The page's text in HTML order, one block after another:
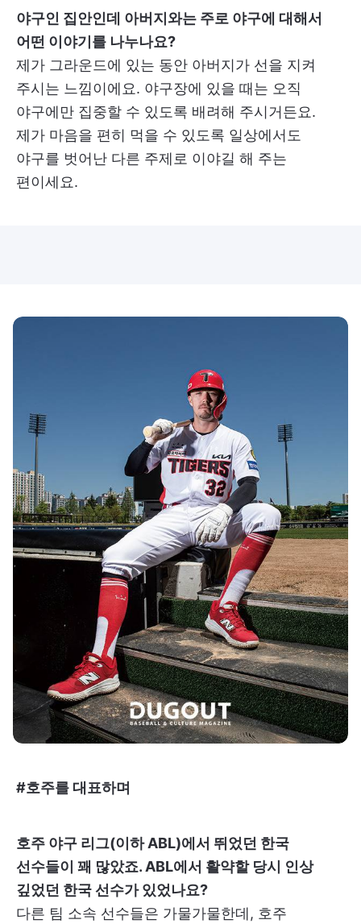
야구인 집안인데 아버지와는 주로 야구에 대해서
어떤 이야기를 나누나요?
제가 그라운드에 있는 동안 아버지가 선을 지켜
주시는 느낌이에요. 야구장에 있을 때는 오직
야구에만 집중할 수 있도록 배려해 주시거든요.
제가 마음을 편히 먹을 수 있도록 일상에서도
야구를 벗어난 다른 주제로 이야길 해 주는
편이세요.
#호주를 대표하며
호주 야구 리그(이하 ABL)에서 뛰었던 한국
선수들이 꽤 많았죠. ABL에서 활약할 당시 인상
깊었던 한국 선수가 있었나요?
다른 팀 소속 선수들은 가물가물한데, 호주